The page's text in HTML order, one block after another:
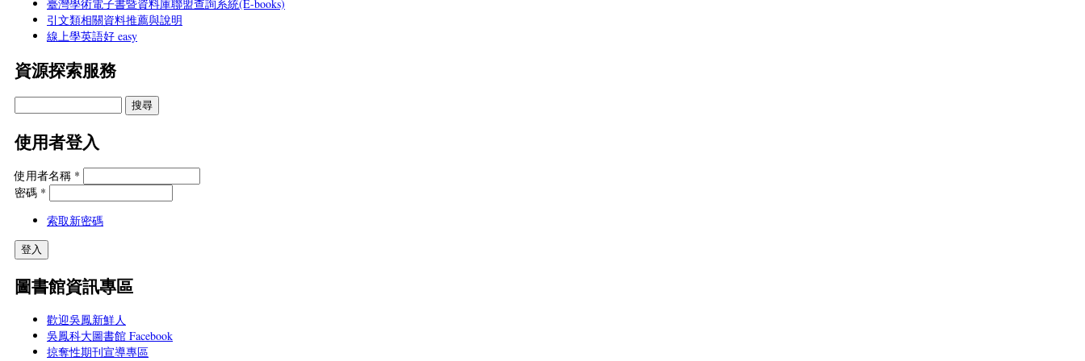
臺灣學術電子書暨資料庫聯盟查詢系統(E-books)
引文類相關資料推薦與說明
線上學英語好 easy
資源探索服務
使用者登入
使用者名稱 *
密碼 *
索取新密碼
圖書館資訊專區
歡迎吳鳳新鮮人
吳鳳科大圖書館 Facebook
掠奪性期刊宣導專區